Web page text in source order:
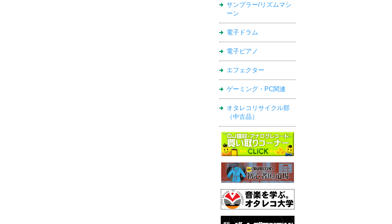
サンプラー/リズムマシ
ーン
電子ドラム
電子ピアノ
エフェクター
ゲーミング・PC関連
オタレコリサイクル部
（中古品）